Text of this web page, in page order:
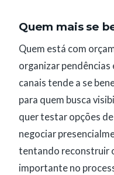
Quem mais se
Quem está com
organizar pendências
canais tende a se
para quem busca
quer testar opções
negociar
tentando reconstruir
importante no